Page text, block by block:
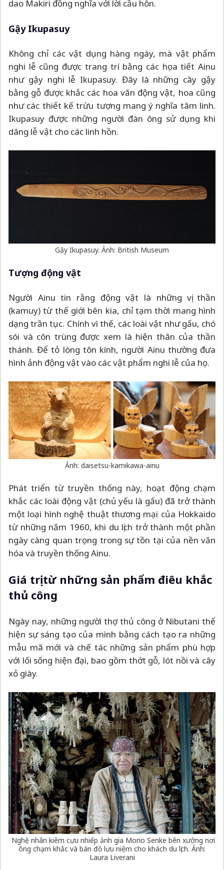
dao Makiri đồng nghĩa với lời cầu hôn.
Gậy Ikupasuy
Không chỉ các vật dụng hàng ngày, mà vật phẩm
nghi lễ cũng được trang trí bằng các họa tiết Ainu
như gậy nghi lễ Ikupasuy. Đây là những cây gậy
bằng gỗ được khắc các hoa văn động vật, hoa cũng
như các thiết kế trừu tượng mang ý nghĩa tâm linh.
Ikupasuy được những người đàn ông sử dụng khi
dâng lễ vật cho các linh hồn.
Gậy Ikupasuy. Ảnh: British Museum
Tượng động vật
Người Ainu tin rằng động vật là những vị thần
(kamuy) từ thế giới bên kia, chỉ tạm thời mang hình
dạng trần tục. Chính vì thế, các loài vật như gấu, chó
sói và côn trùng được xem là hiện thân của thần
thánh. Để tỏ lòng tôn kính, người Ainu thường đưa
hình ảnh động vật vào các vật phẩm nghi lễ của họ.
Ảnh: daisetsu-kamikawa-ainu
Phát triển từ truyền thống này, hoạt động chạm
khắc các loài động vật (chủ yếu là gấu) đã trở thành
một loại hình nghệ thuật thương mại của Hokkaido
từ những năm 1960, khi du lịch trở thành một phần
ngày càng quan trọng trong sự tồn tại của nền văn
hóa và truyền thống Ainu.
Giá trị từ những sản phẩm điêu khắc
thủ công
Ngày nay, những người thợ thủ công ở Nibutani thể
hiện sự sáng tạo của mình bằng cách tạo ra những
mẫu mã mới và chế tác những sản phẩm phù hợp
với lối sống hiện đại, bao gồm thớt gỗ, lót nồi và cây
xỏ giày.
Nghệ nhân kiêm cựu nhiếp ảnh gia Morio Senke bên xưởng nơi
ông chạm khắc và bán đồ lưu niệm cho khách du lịch. Ảnh:
Laura Liverani